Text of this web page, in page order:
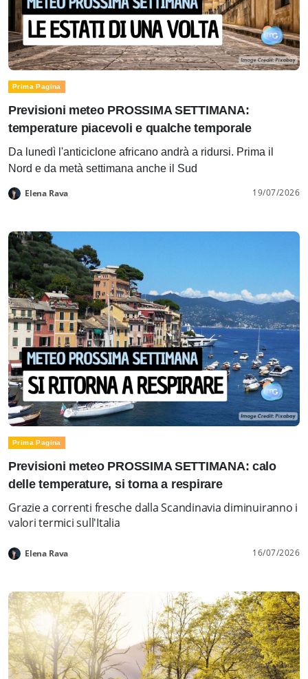
Prima Pagina
Previsioni meteo PROSSIMA SETTIMANA:
temperature piacevoli e qualche temporale
Da lunedì l'anticiclone africano andrà a ridursi. Prima il
Nord e da metà settimana anche il Sud
Elena Rava 19/07/2026
Prima Pagina
Previsioni meteo PROSSIMA SETTIMANA: calo
delle temperature, si torna a respirare
Grazie a correnti fresche dalla Scandinavia diminuiranno i
valori termici sull'Italia
Elena Rava 16/07/2026